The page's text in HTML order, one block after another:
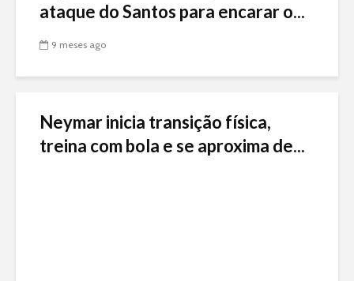
ataque do Santos para encarar o...
9 meses ago
Neymar inicia transição física,
treina com bola e se aproxima de...